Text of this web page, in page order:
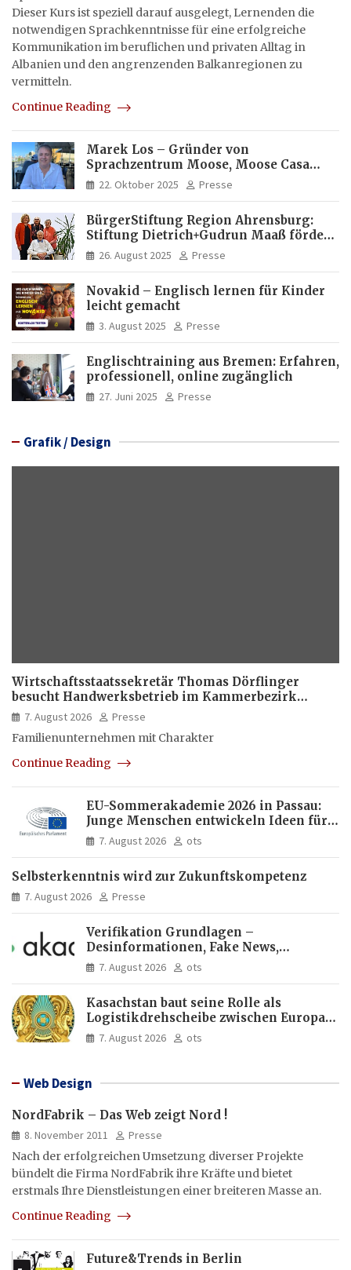
Dieser Kurs ist speziell darauf ausgelegt, Lernenden die
notwendigen Sprachkenntnisse für eine erfolgreiche
Kommunikation im beruflichen und privaten Alltag in
Albanien und den angrenzenden Balkanregionen zu
vermitteln.
Continue Reading
Marek Los – Gründer von
Sprachzentrum Moose, Moose Casa
Italia und Apartamento Brasil |
Internationaler Experte für Bildung
22. Oktober 2025 Presse
BürgerStiftung Region Ahrensburg:
Stiftung Dietrich+Gudrun Maaß fördert
Deutschkenntnisse von Frauen
26. August 2025 Presse
Novakid – Englisch lernen für Kinder
leicht gemacht
3. August 2025 Presse
Englischtraining aus Bremen: Erfahren,
professionell, online zugänglich
27. Juni 2025 Presse
Grafik / Design
Wirtschaftsstaatssekretär Thomas Dörflinger
besucht Handwerksbetrieb im Kammerbezirk
Freiburg
7. August 2026
Presse
Familienunternehmen mit Charakter
Continue Reading
EU-Sommerakademie 2026 in Passau:
Junge Menschen entwickeln Ideen für
Europas Zukunft
7. August 2026 ots
Selbsterkenntnis wird zur Zukunftskompetenz
7. August 2026 Presse
Verifikation Grundlagen –
Desinformationen, Fake News,
manipulierte Inhalte | dpa-Akademie
7. August 2026 ots
Kasachstan baut seine Rolle als
Logistikdrehscheibe zwischen Europa
und Asien aus
7. August 2026 ots
Web Design
NordFabrik – Das Web zeigt Nord !
8. November 2011
Presse
Nach der erfolgreichen Umsetzung diverser Projekte
bündelt die Firma NordFabrik ihre Kräfte und bietet
erstmals Ihre Dienstleistungen einer breiteren Masse an.
Continue Reading
Future&Trends in Berlin